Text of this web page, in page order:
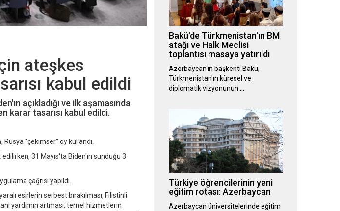
ateşkes
kabul edildi
açıkladığı ve ilk aşamasında
karar tasarısı kabul edildi.
Rusya "çekimser" oy kullandı.
31 Mayıs'ta Biden'ın sunduğu 3
çağrısı yapıldı.
esirlerin serbest bırakılması, Filistinli
yardımın artması, temel hizmetlerin
Bakü'de Türkmenistan'ın BM
atağı ve Halk Meclisi
toplantısı masaya yatırıldı
Azerbaycan'ın başkenti Bakü,
Türkmenistan'ın küresel ve
diplomatik vizyonunun …
Türkiye öğrencilerinin yeni
eğitim rotası: Azerbaycan
Azerbaycan üniversitelerinde eğitim